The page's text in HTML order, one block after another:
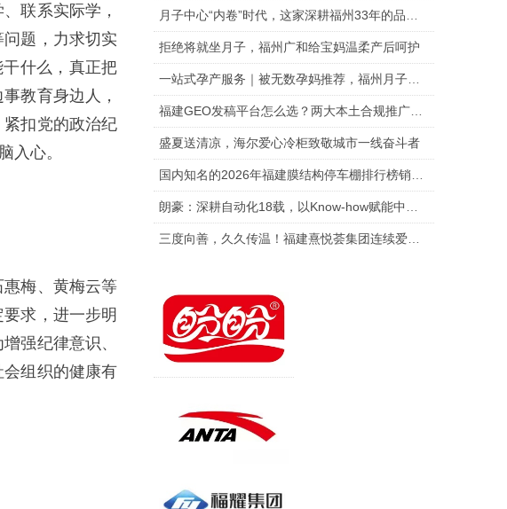
联系实际学，
题，力求切实
什么，真正把
教育身边人，
扣党的政治纪
入心。
梅、黄梅云等
求，进一步明
强纪律意识、
组织的健康有
拒绝将就坐月子，福州广和给宝妈温柔产后呵护
盛夏送清凉，海尔爱心冷柜致敬城市一线奋斗者